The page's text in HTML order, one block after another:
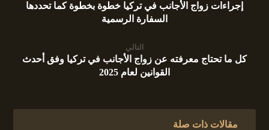
إجراءات زواج الأجانب في تركيا خطوة بخطوة كما تحددها
السفارة الرسمية
التالي
كل ما تحتاج معرفته عن زواج الأجانب في تركيا وفق أحدث
القوانين لعام 2025
مقالات ذات صلة